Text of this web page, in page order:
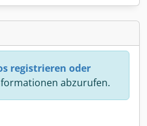
registrieren oder
abzurufen.